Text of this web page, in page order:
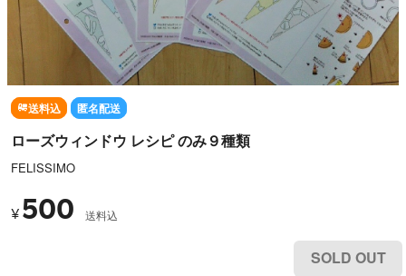
送料込 匿名配送
ローズウィンドウ レシピ のみ９種類
FELISSIMO
¥ 500 送料込
SOLD OUT